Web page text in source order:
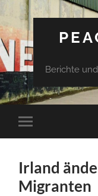
Berichte
Mobile-
Menü
Irland
Migranten